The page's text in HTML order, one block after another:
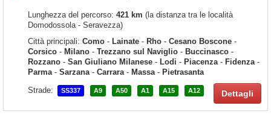
Lunghezza del percorso: 421 km (la distanza tra le località
Domodossola - Seravezza)
Città principali: Como - Lainate - Rho - Cesano Boscone -
Corsico - Milano - Trezzano sul Naviglio - Buccinasco -
Rozzano - San Giuliano Milanese - Lodi - Piacenza- Fidenza-
Parma- Sarzana- Carrara- Massa- Pietrasanta
Strade:
SS337 A9 A50 A1 A15 A12 Dettagli